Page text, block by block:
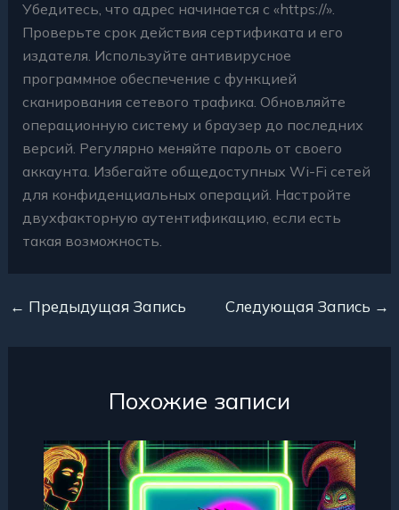
Убедитесь, что адрес начинается с «https://».
Проверьте срок действия сертификата и его
издателя. Используйте антивирусное
программное обеспечение с функцией
сканирования сетевого трафика. Обновляйте
операционную систему и браузер до последних
версий. Регулярно меняйте пароль от своего
аккаунта. Избегайте общедоступных Wi-Fi сетей
для конфиденциальных операций. Настройте
двухфакторную аутентификацию, если есть
такая возможность.
← Предыдущая Запись Следующая Запись →
Похожие записи